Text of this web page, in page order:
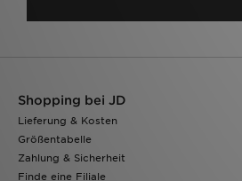
Shopping bei JD
Lieferung & Kosten
Größentabelle
Zahlung & Sicherheit
Finde eine Filiale